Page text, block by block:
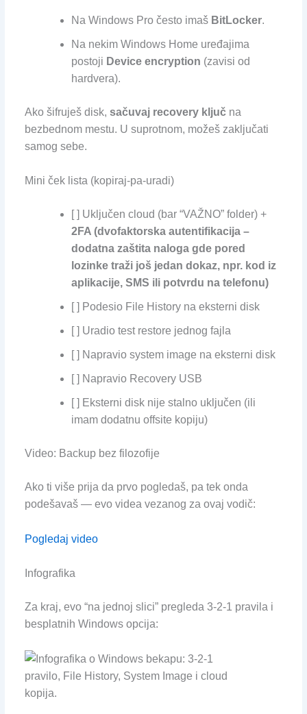
Na Windows Pro često imaš BitLocker.
Na nekim Windows Home uređajima
postoji Device encryption (zavisi od
hardvera).
Ako šifruješ disk, sačuvaj recovery ključna
bezbednom mestu. U suprotnom, možeš zaključati
samog sebe.
Mini ček lista (kopiraj-pa-uradi)
[ ] Uključen cloud (bar “VAŽNO” folder) +
2FA (dvofaktorska autentifikacija –
dodatna zaštita naloga gde pored
lozinke traži još jedan dokaz, npr. kod iz
aplikacije, SMS ili potvrdu na telefonu)
[ ] Podesio File History na eksterni disk
[ ] Uradio test restore jednog fajla
[ ] Napravio system image na eksterni disk
[ ] Napravio Recovery USB
[ ] Eksterni disk nije stalno uključen (ili
imam dodatnu offsite kopiju)
Video: Backup bez filozofije
Ako ti više prija da prvo pogledaš, pa tek onda
podešavaš — evo videa vezanog za ovaj vodič:
Pogledaj video
Infografika
Za kraj, evo “na jednoj slici” pregleda 3-2-1 pravila i
besplatnih Windows opcija: